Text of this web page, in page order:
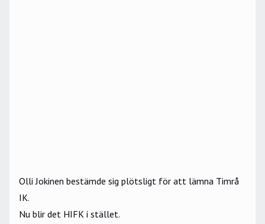
Olli Jokinen bestämde sig plötsligt för att lämna Timrå
IK.
Nu blir det HIFK i stället.